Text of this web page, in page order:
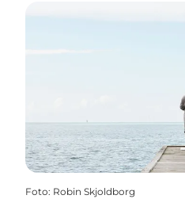
Foto: Robin Skjoldborg